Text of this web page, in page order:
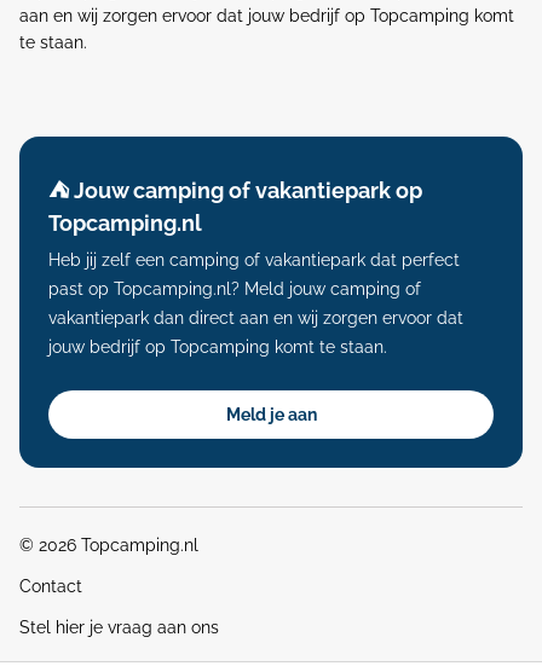
aan en wij zorgen ervoor dat jouw bedrijf op Topcamping komt
te staan.
⛺️ Jouw camping of vakantiepark op
Topcamping.nl
Heb jij zelf een camping of vakantiepark dat perfect
past op Topcamping.nl? Meld jouw camping of
vakantiepark dan direct aan en wij zorgen ervoor dat
jouw bedrijf op Topcamping komt te staan.
Meld je aan
© 2026 Topcamping.nl
Contact
Stel hier je vraag aan ons